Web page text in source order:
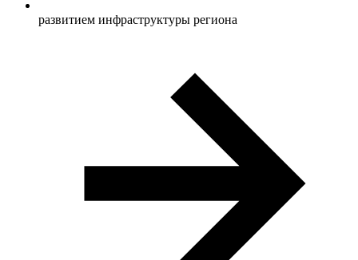
развитием инфраструктуры региона